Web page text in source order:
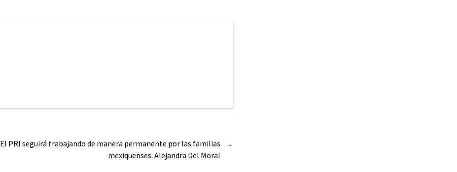
→
El PRI seguirá trabajando de manera permanente por las familias
mexiquenses: Alejandra Del Moral